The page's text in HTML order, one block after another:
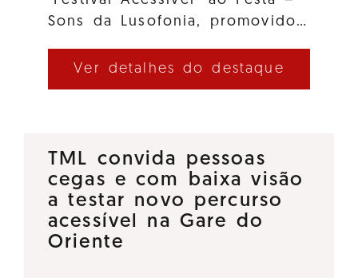
Sons da Lusofonia, promovido…
Ver detalhes do destaque
TML convida pessoas
cegas e com baixa visão
a testar novo percurso
acessível na Gare do
Oriente